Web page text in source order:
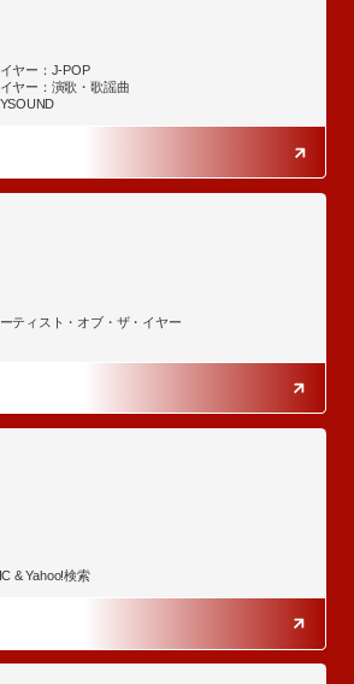
ヤー：J-POP
ヤー：演歌・歌謡曲
ティスト・オブ・ザ・イヤー
& Yahoo!検索